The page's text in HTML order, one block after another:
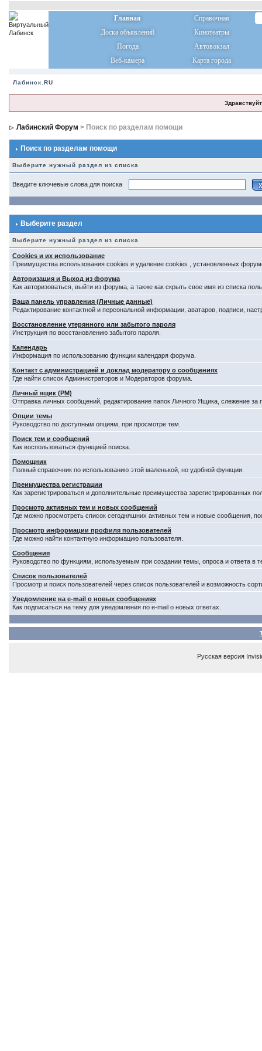
Главная
Справочная
Доска объявлений
Кинотеатры
Погода
Автовокзал
Веб-камера
Карта города
Лабинск.RU
Лабинский Форум > Поиск по разделам помощи
Поиск по разделам помощи
Выберите нужный раздел из списка
Введите ключевые слова для поиска
Выберите раздел
Выберите нужный раздел из списка
Cookies и их использование
Преимущества использования cookies и удаление cookies , установленных
Авторизация и Выход из форума
Как авторизоваться, выйти из форума, а также как скрыть свое имя из списка
Ваша панель управления (Личные данные)
Редактирование контактной и персональной информации, аватаров, подписи,
Восстановление утерянного или забытого пароля
Инструкция по восстановлению забытого пароля.
Календарь
Информация по использованию функции календаря форума.
Контакт с администрацией и доклад модератору о сообщениях
Где найти список Администраторов и Модераторов форума.
Личный ящик (PM)
Отправка личных сообщений, редактирование папок Личного Ящика, слежение
Опции темы
Руководство по доступным опциям, при просмотре тем.
Поиск тем и сообщений
Как воспользоваться функцией поиска.
Помощник
Полный справочник по использованию этой маленькой, но удобной функции.
Преимущества регистрации
Как зарегистрироваться и дополнительные преимущества зарегистрированных
Просмотр активных тем и новых сообщений
Где можно просмотреть список сегодняшних активных тем и новые сообщения,
Просмотр информации профиля пользователей
Где можно найти контактную информацию пользователя.
Сообщения
Руководство по функциям, используемым при создании темы, опроса и ответа в
Список пользователей
Просмотр и поиск пользователей через список пользователей и возможность
Уведомление на e-mail о новых сообщениях
Как подписаться на тему для уведомления по e-mail о новых ответах.
Русская версия